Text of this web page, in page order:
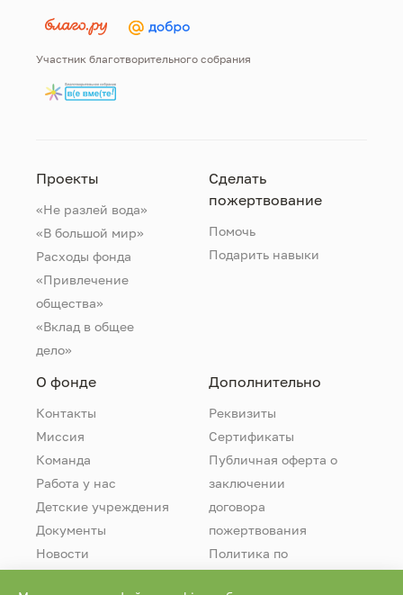
Участник благотворительного собрания
Проекты
«Не разлей вода»
«В большой мир»
Расходы фонда
«Привлечение
общества»
«Вклад в общее
дело»
Сделать
пожертвование
Помочь
Подарить навыки
О фонде
Контакты
Миссия
Команда
Работа у нас
Детские учреждения
Документы
Новости
Дополнительно
Реквизиты
Сертификаты
Публичная оферта о
заключении
договора
пожертвования
Политика по